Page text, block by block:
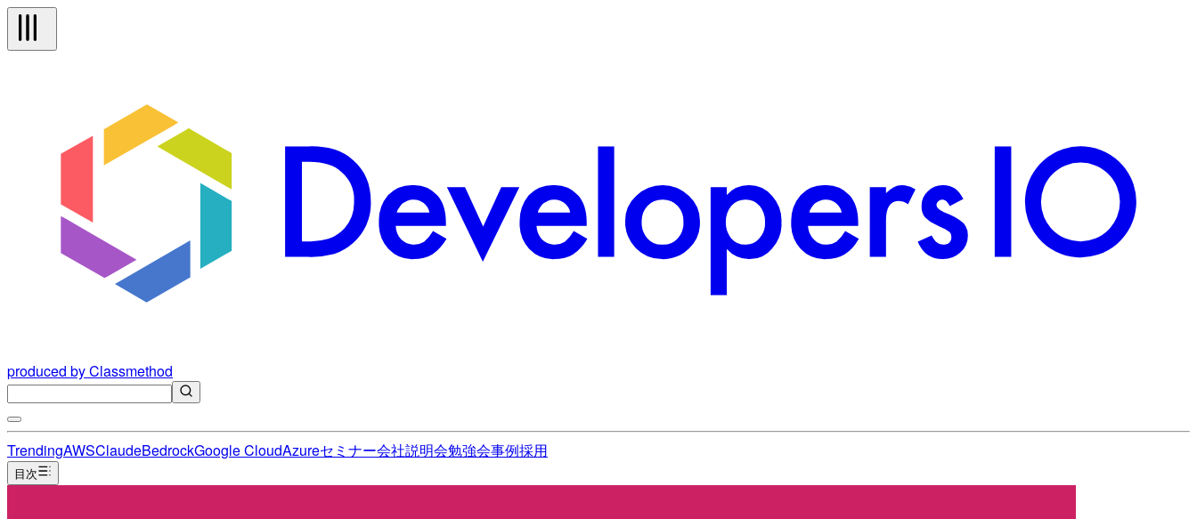
produced by Classmethod
TrendingAWSClaudeBedrockGoogle CloudAzureセミナー会社説明会勉強会事例採用
目次